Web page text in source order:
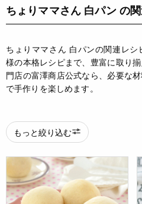
ちょりママさん 白パン の
ちょりママさん 白パンの関連レ
様の本格レシピまで、豊富に取り
門店の富澤商店公式なら、必要な
で手作りを楽しめます。
もっと絞り込む